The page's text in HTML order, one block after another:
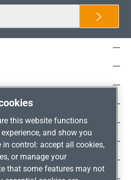
this website functions
and show you
in control: accept all cookies,
or manage your
that some features may not